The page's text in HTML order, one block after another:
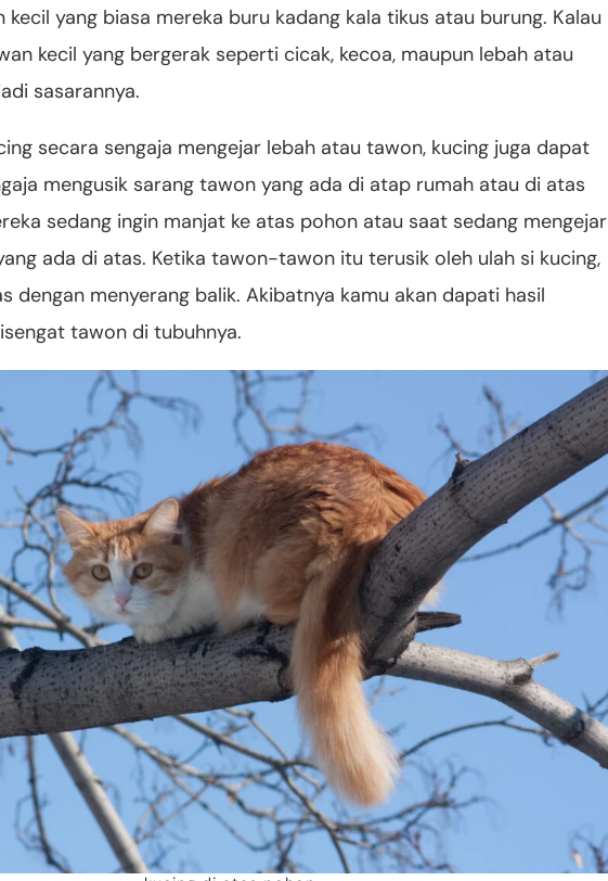
kecil yang biasa mereka buru kadang kala tikus atau burung. Kalau
kecil yang bergerak seperti cicak, kecoa, maupun lebah atau
sasarannya.
secara sengaja mengejar lebah atau tawon, kucing juga dapat
mengusik sarang tawon yang ada di atap rumah atau di atas
sedang ingin manjat ke atas pohon atau saat sedang mengejar
ada di atas. Ketika tawon-tawon itu terusik oleh ulah si kucing,
dengan menyerang balik. Akibatnya kamu akan dapati hasil
tawon di tubuhnya.